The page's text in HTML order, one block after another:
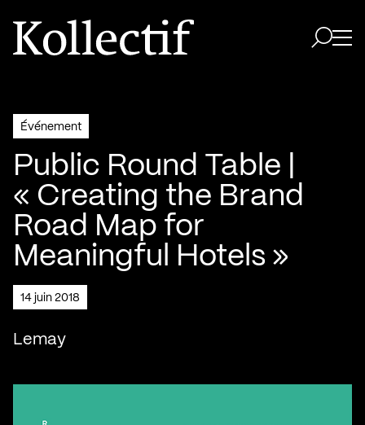
Aller à la page d'accueil
Logo Kollectif
Événement
Public Round Table |
« Creating the Brand
Road Map for
Meaningful Hotels »
14 juin 2018
Lemay